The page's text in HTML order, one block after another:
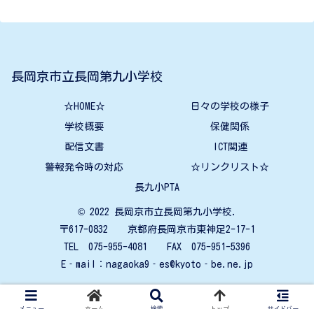
長岡京市立長岡第九小学校
☆HOME☆ 日々の学校の様子
学校概要 保健関係
配信文書 ICT関連
警報発令時の対応 ☆リンクリスト☆
長九小PTA
© 2022 長岡京市立長岡第九小学校.
〒617-0832 京都府長岡京市東神足2-17-1
TEL 075-955-4081 FAX 075-951-5396
E‐mail：nagaoka9‐es@kyoto‐be.ne.jp